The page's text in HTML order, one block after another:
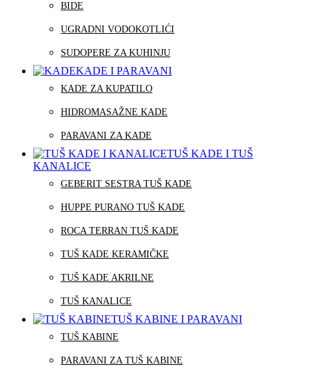
BIDE
UGRADNI VODOKOTLIĆI
SUDOPERE ZA KUHINJU
KADE I PARAVANI
KADE ZA KUPATILO
HIDROMASAŽNE KADE
PARAVANI ZA KADE
TUŠ KADE I TUŠ
KANALICE
GEBERIT SESTRA TUŠ KADE
HUPPE PURANO TUŠ KADE
ROCA TERRAN TUŠ KADE
TUŠ KADE KERAMIČKE
TUŠ KADE AKRILNE
TUŠ KANALICE
TUŠ KABINE I PARAVANI
TUŠ KABINE
PARAVANI ZA TUŠ KABINE